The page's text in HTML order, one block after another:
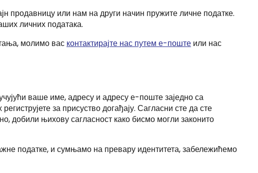
продавницу или нам на други начин пружите личне податке.
личних података.
молимо вас контактирајте нас путем е-поште или нас
ваше име, адресу и адресу е-поште заједно са
за присуство догађају. Сагласни сте да сте
добили њихову сагласност како бисмо могли законито
податке, и сумњамо на превару идентитета, забележићемо